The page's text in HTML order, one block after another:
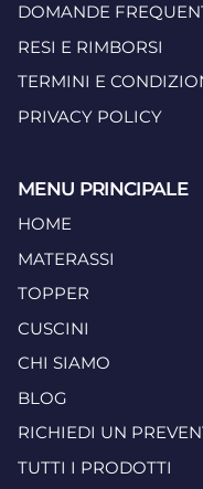
DOMANDE
RESI E RIMBORSI
TERMINI E
PRIVACY POLICY
MENU PRINCIPALE
HOME
MATERASSI
TOPPER
CUSCINI
CHI SIAMO
BLOG
RICHIEDI UN
TUTTI I PRODOTTI